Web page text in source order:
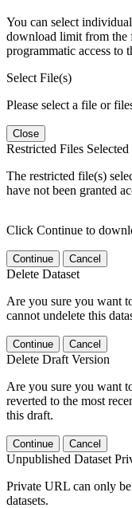
You can select
download limit from the
programmatic access to
Select File(s)
Please select a file or
Close
Restricted Files Selected
The restricted file(s)
have not been granted
Click Continue to
Continue Cancel
Delete Dataset
Are you sure you want
cannot undelete this
Continue Cancel
Delete Draft Version
Are you sure you want
reverted to the most
this draft.
Continue Cancel
Unpublished Dataset
Private URL can only
datasets.